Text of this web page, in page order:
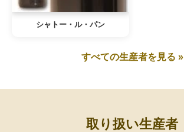
シャトー・ル・パン
すべての生産者を見る »
取り扱い生産者